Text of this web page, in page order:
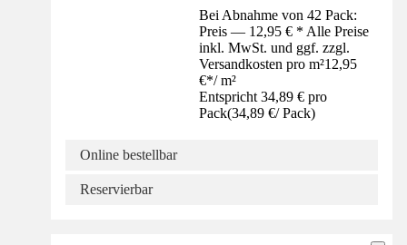
Bei Abnahme von 42 Pack:
Preis — 12,95 € * Alle Preise
inkl. MwSt. und ggf. zzgl.
Versandkosten pro m²12,95
€*/ m²
Entspricht 34,89 € pro
Pack(34,89 €/ Pack)
Online bestellbar
Reservierbar